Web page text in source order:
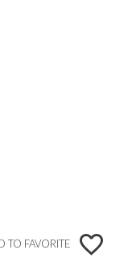
TO FAVORITE